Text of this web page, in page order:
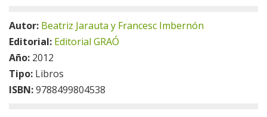
Autor: Beatriz Jarauta y Francesc Imbernón
Editorial: Editorial GRAÓ
Año: 2012
Tipo: Libros
ISBN:9788499804538